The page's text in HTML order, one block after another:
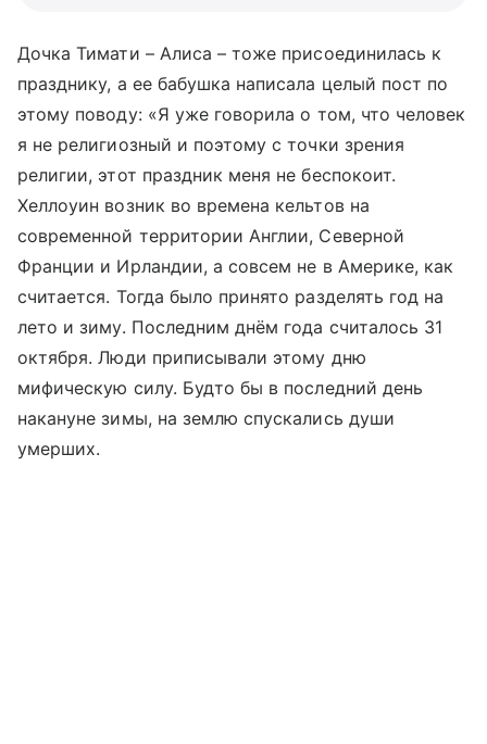
Дочка Тимати – Алиса – тоже присоединилась к
празднику, а ее бабушка написала целый пост по
этому поводу: «Я уже говорила о том, что человек
я не религиозный и поэтому с точки зрения
религии, этот праздник меня не беспокоит.
Хеллоуин возник во времена кельтов на
современной территории Англии, Северной
Франции и Ирландии, а совсем не в Америке, как
считается. Тогда было принято разделять год на
лето и зиму. Последним днём года считалось 31
октября. Люди приписывали этому дню
мифическую силу. Будто бы в последний день
накануне зимы, на землю спускались души
умерших.